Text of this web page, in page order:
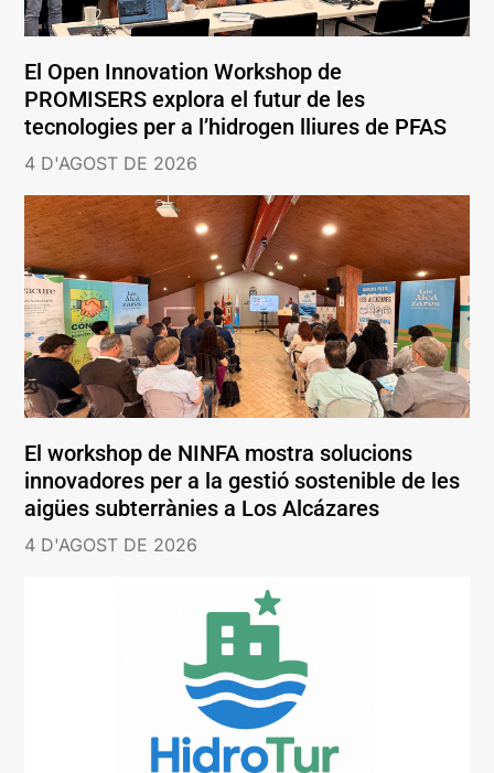
El Open Innovation Workshop de
PROMISERS explora el futur de les
tecnologies per a l’hidrogen lliures de PFAS
4 D'AGOST DE 2026
El workshop de NINFA mostra solucions
innovadores per a la gestió sostenible de les
aigües subterrànies a Los Alcázares
4 D'AGOST DE 2026